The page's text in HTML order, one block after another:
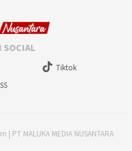
SOCIAL
Tiktok
MALUKA MEDIA NUSANTARA